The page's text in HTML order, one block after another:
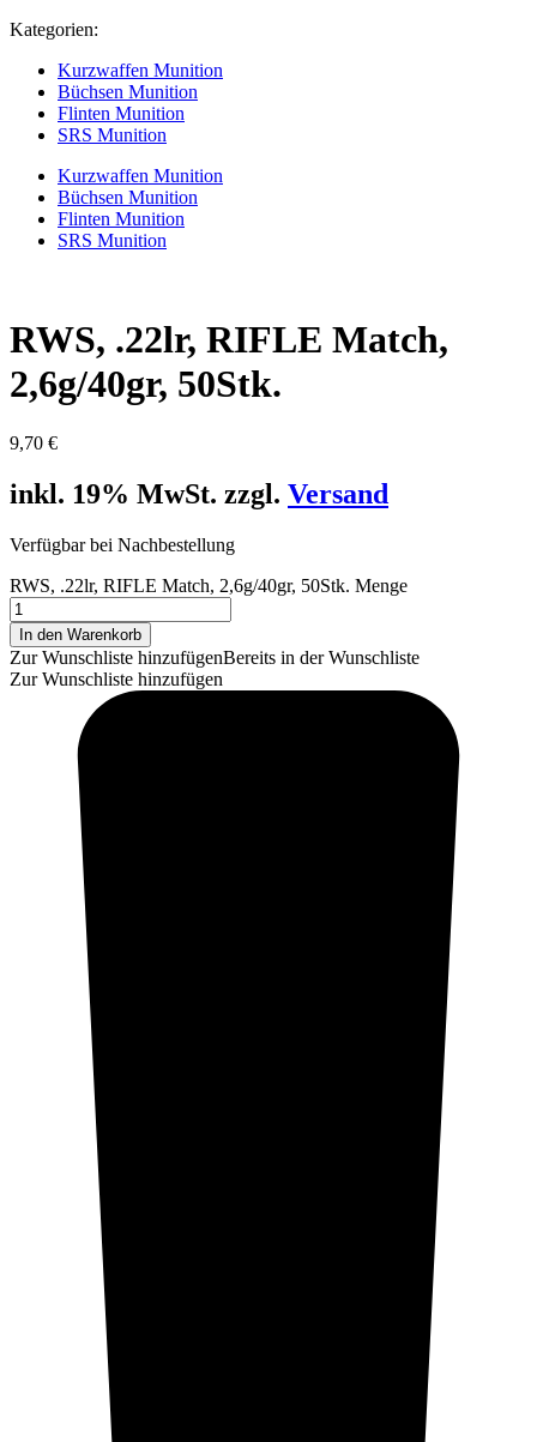
Kategorien:
Kurzwaffen Munition
Büchsen Munition
Flinten Munition
SRS Munition
Kurzwaffen Munition
Büchsen Munition
Flinten Munition
SRS Munition
RWS, .22lr, RIFLE Match,
2,6g/40gr, 50Stk.
9,70 €
inkl. 19% MwSt. zzgl. Versand
Verfügbar bei Nachbestellung
RWS, .22lr, RIFLE Match, 2,6g/40gr, 50Stk. Menge
In den Warenkorb
Zur Wunschliste hinzufügenBereits in der Wunschliste
Zur Wunschliste hinzufügen